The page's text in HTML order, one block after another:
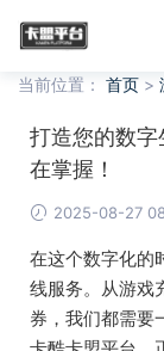
当前位置： 首页 >
打造您的数
在掌握！
2025-08-27
在这个数字化的
线服务。从游戏
券，我们都需要